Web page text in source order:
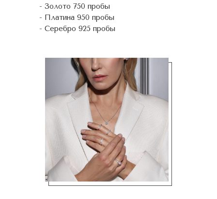
- Золото 750 пробы
- Платина 950 пробы
- Серебро 925 пробы